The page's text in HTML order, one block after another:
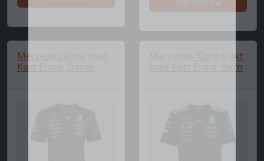
Mercedes Kjole med
Kort Erme, Dame
Mercedes Kjøredrakt
med Kort Erme, Barn